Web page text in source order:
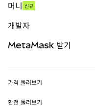
무기한 선물
실물자산
머니 신규
개발자
MetaMask Connect
MetaMask 받기
가격 둘러보기
이더리움 가격
환전 둘러보기